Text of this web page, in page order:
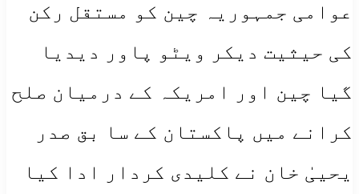
عوامی جمہوریہ چین کو مستقل رکن
کی حیثیت دیکر ویٹو پاور دیدیا
گیا چین اور امریکہ کے درمیان صلح
کرانے میں پاکستان کے سا بق صدر
یحییٰ خان نے کلیدی کردار ادا کیا